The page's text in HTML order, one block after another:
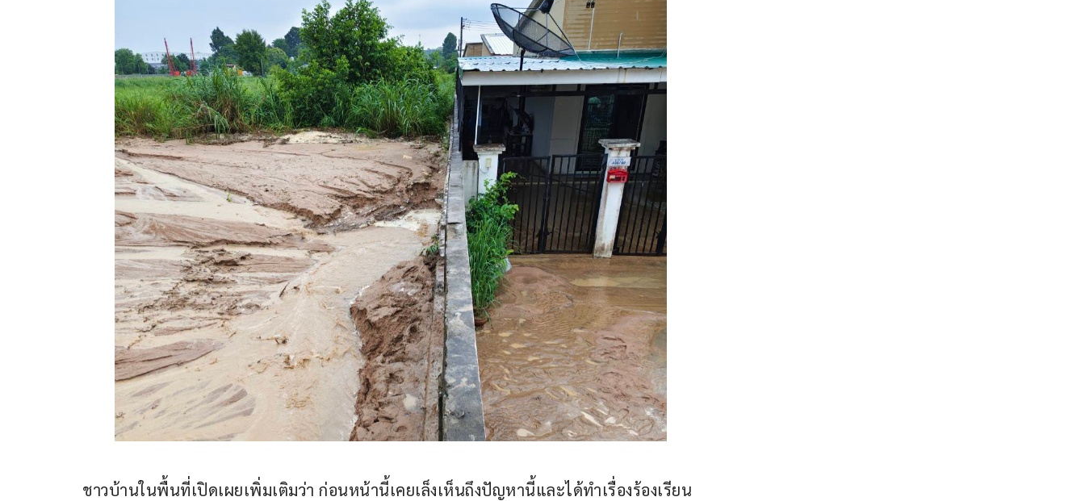
ชาวบ้านในพื้นที่เปิดเผยเพิ่มเติมว่า ก่อนหน้านี้เคยเล็งเห็นถึงปัญหานี้และได้ทำเรื่องร้องเรียน